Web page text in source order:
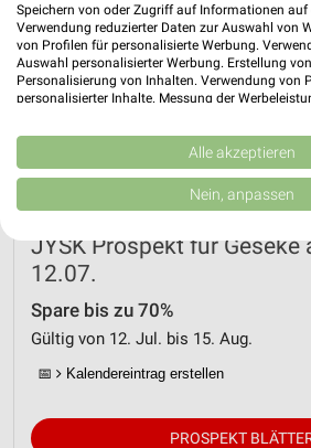
JYSK Prospekt für Geseke
12.07.
Spare bis zu 70%
Gültig von 12. Jul. bis 15. Aug.
📅 Kalendereintrag erstellen
PROSPEKT
Speichern von oder Zugriff auf Informationen auf
Verwendung reduzierter Daten zur Auswahl von
von Profilen für personalisierte Werbung.
Auswahl personalisierter Werbung. Erstellung
Personalisierung von Inhalten. Verwendung von
personalisierter Inhalte. Messung der
Kombinationen von Daten aus verschiedenen
Verbesserung der Angebote. Verwendung
von Inhalten.
Daten können außerhalb der Europäischen Union
Website/App.
Partnerliste anzeigen (1 IAB-Anbieter)
Wir nutzen Ihre Daten für folgende Zwecke:
IAB-Verarbeitungszwecke:
Speichern von oder Zugriff auf
auf einem Endgerät
Verwendung reduzierter Daten zur
Alle akzeptieren
Nein, anpassen